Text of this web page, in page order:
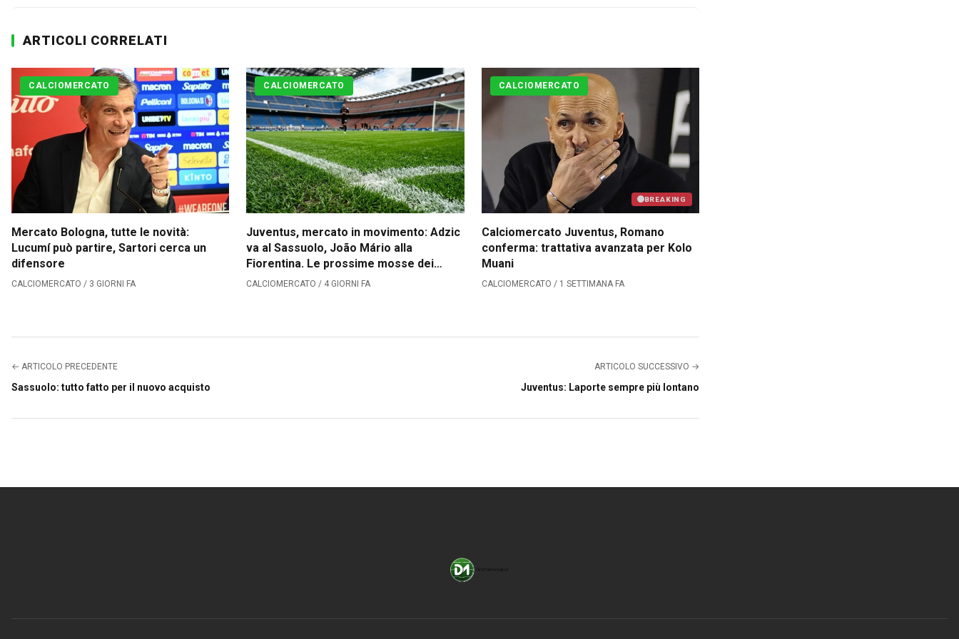
ARTICOLI CORRELATI
CALCIOMERCATO
Mercato Bologna, tutte le novità:
Lucumí può partire, Sartori cerca un
difensore
CALCIOMERCATO / 3 GIORNI FA
CALCIOMERCATO
Juventus, mercato in movimento: Adzic
va al Sassuolo, João Mário alla
Fiorentina. Le prossime mosse dei
bianconeri
CALCIOMERCATO / 4 GIORNI FA
BREAKING
CALCIOMERCATO
Calciomercato Juventus, Romano
conferma: trattativa avanzata per Kolo
Muani
CALCIOMERCATO / 1 SETTIMANA FA
← ARTICOLO PRECEDENTE
Sassuolo: tutto fatto per il nuovo acquisto
ARTICOLO SUCCESSIVO →
Juventus: Laporte sempre più lontano